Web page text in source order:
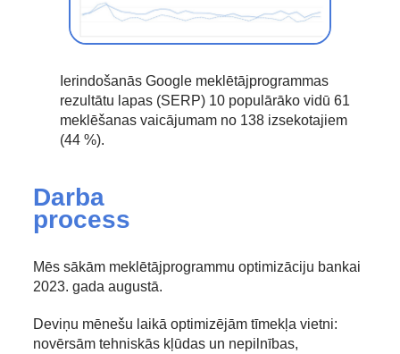
Ierindošanās Google meklētājprogrammas
rezultātu lapas (SERP) 10 populārāko vidū 61
meklēšanas vaicājumam no 138 izsekotajiem
(44 %).
Darba
process
Mēs sākām meklētājprogrammu optimizāciju bankai
2023. gada augustā.
Deviņu mēnešu laikā optimizējām tīmekļa vietni:
novērsām tehniskās kļūdas un nepilnības,